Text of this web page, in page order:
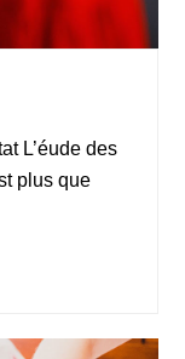
L’éude des
plus que